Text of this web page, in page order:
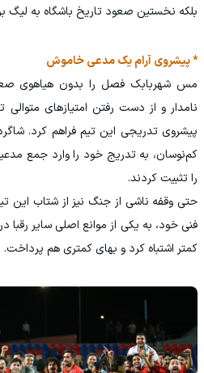
بلکه نخستین صعود تاریخ باشگاه به لیگ
* پیشروی آرام یک مدعی خاموش
مس شهربابک فصل را بدون هیاهوی
نامدار و از دست رفتن امتیازهای
پیشروی تدریجی این تیم فراهم کرد.
کم‌نوسان، به ‌تدریج خود را وارد جمع
را تثبیت کردند.
حتی وقفه ناشی از جنگ نیز از شتاب این
فنی خود، به یکی از موانع اصلی سایر
کمتر اشتباه کرد و بهای کمتری هم پرداخت.